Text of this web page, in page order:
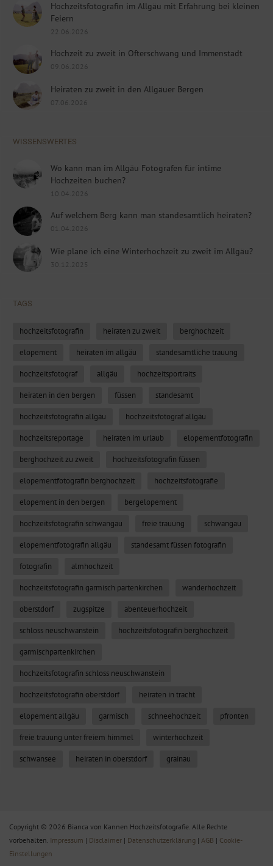
Hochzeitsfotografin im Allgäu mit Erfahrung bei kleinen
Feiern
22.06.2026
Hochzeit zu zweit in Ofterschwang und Immenstadt
09.06.2026
Heiraten zu zweit in den Allgäuer Bergen
07.06.2026
WISSENSWERTES
Wo kann man im Allgäu Fotografen für intime
Hochzeiten buchen?
10.04.2026
Auf welchem Berg kann man standesamtlich heiraten?
01.04.2026
Wie plane ich eine Winterhochzeit zu zweit im Allgäu?
30.12.2025
TAGS
hochzeitsfotografin heiraten zu zweit berghochzeit
elopement heiraten im allgäu standesamtliche trauung
hochzeitsfotograf allgäu hochzeitsportraits
heiraten in den bergen füssen standesamt
hochzeitsfotografin allgäu hochzeitsfotograf allgäu
hochzeitsreportage heiraten im urlaub elopementfotografin
berghochzeit zu zweit hochzeitsfotografin füssen
elopementfotografin berghochzeit hochzeitsfotografie
elopement in den bergen bergelopement
hochzeitsfotografin schwangau freie trauung schwangau
elopementfotografin allgäu standesamt füssen fotografin
fotografin almhochzeit
hochzeitsfotografin garmisch partenkirchen wanderhochzeit
oberstdorf zugspitze abenteuerhochzeit
schloss neuschwanstein hochzeitsfotografin berghochzeit
garmischpartenkirchen
hochzeitsfotografin schloss neuschwanstein
hochzeitsfotografin oberstdorf heiraten in tracht
elopement allgäu garmisch schneehochzeit pfronten
freie trauung unter freiem himmel winterhochzeit
schwansee heiraten in oberstdorf grainau
Copyright © 2026 Bianca von Kannen Hochzeitsfotografie. Alle Rechte
vorbehalten. Impressum | Disclaimer | Datenschutzerklärung | AGB | Cookie-
Einstellungen